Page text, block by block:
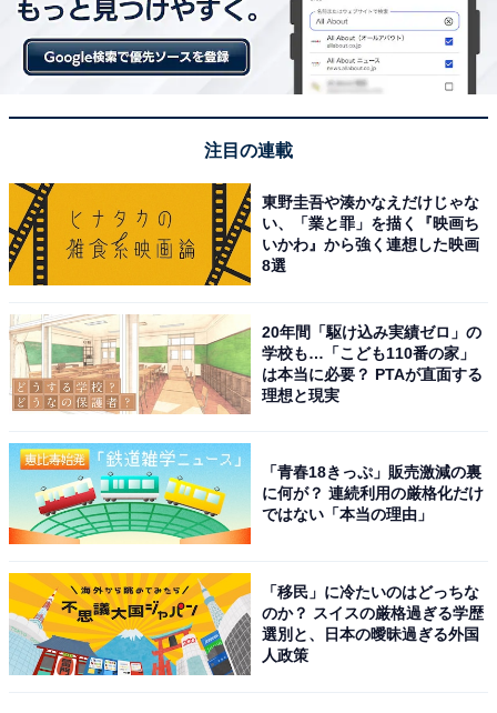
次ページ
吉野家キャンペーン関連の投稿を
見る
こちらもおすすめ
「奇跡の50代」木村拓哉、吉野家の広告に登
場！ 「牛丼の持ち方が他人とは違う」「意外性
があって良い」
注目の連載
東野圭吾や湊かなえだけじゃな
い、「業と罪」を描く『映画ち
いかわ』から強く連想した映画
8選
20年間「駆け込み実績ゼロ」の
学校も…「こども110番の家」
は本当に必要？ PTAが直面する
理想と現実
「青春18きっぷ」販売激減の裏
に何が？ 連続利用の厳格化だけ
ではない「本当の理由」
「移民」に冷たいのはどっちな
のか？ スイスの厳格過ぎる学歴
選別と、日本の曖昧過ぎる外国
人政策